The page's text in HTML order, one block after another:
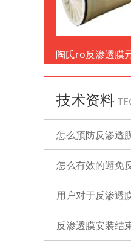
陶氏ro反渗透膜
500
技术资料